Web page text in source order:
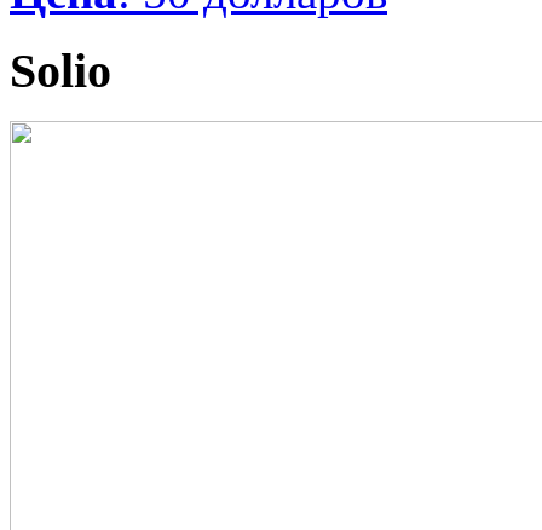
Solio